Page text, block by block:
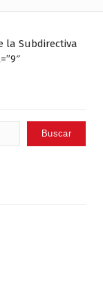
la Subdirectiva